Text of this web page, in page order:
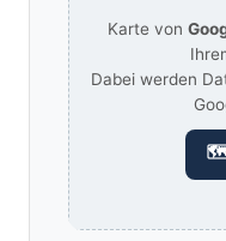
Karte von
Dabei werden
🗺